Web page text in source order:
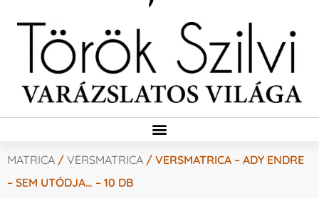
MATRICA / VERSMATRICA / VERSMATRICA – ADY ENDRE
– SEM UTÓDJA… – 10 DB